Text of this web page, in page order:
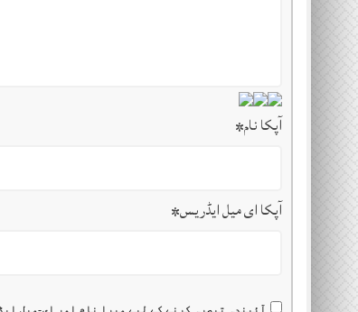
آپکا نام*
آپکا ای میل ایڈریس*
آئیندہ تبصرہ کرنے کے لیے میرا نام اور ای-میل